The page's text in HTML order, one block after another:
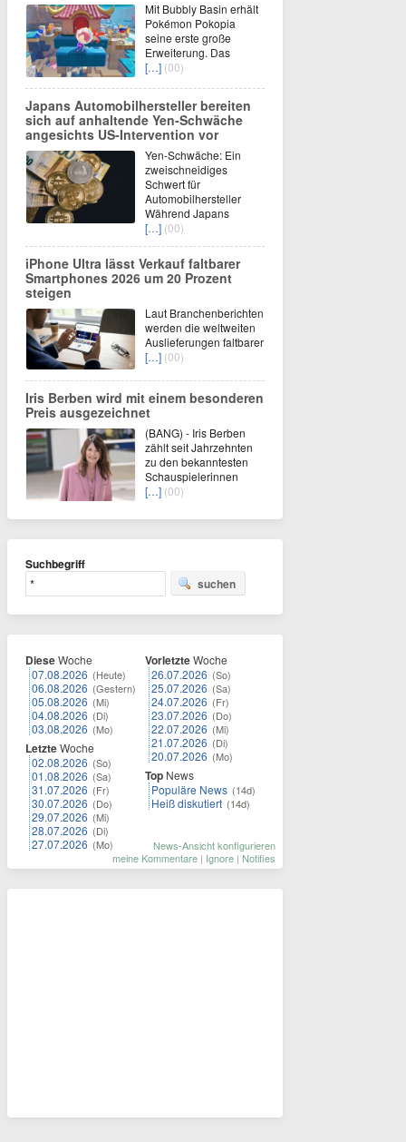
Mit Bubbly Basin erhält
Pokémon Pokopia
seine erste große
Erweiterung. Das
[…] (00)
Japans Automobilhersteller bereiten
sich auf anhaltende Yen-Schwäche
angesichts US-Intervention vor
Yen-Schwäche: Ein
zweischneidiges
Schwert für
Automobilhersteller
Während Japans
[…] (00)
iPhone Ultra lässt Verkauf faltbarer
Smartphones 2026 um 20 Prozent
steigen
Laut Branchenberichten
werden die weltweiten
Auslieferungen faltbarer
[…] (00)
Iris Berben wird mit einem besonderen
Preis ausgezeichnet
(BANG) - Iris Berben
zählt seit Jahrzehnten
zu den bekanntesten
Schauspielerinnen
[…] (00)
Suchbegriff
suchen
DieseWoche
07.08.2026 (Heute)
06.08.2026 (Gestern)
05.08.2026 (Mi)
04.08.2026 (Di)
03.08.2026 (Mo)
LetzteWoche
02.08.2026 (So)
01.08.2026 (Sa)
31.07.2026 (Fr)
30.07.2026 (Do)
29.07.2026 (Mi)
28.07.2026 (Di)
27.07.2026 (Mo)
VorletzteWoche
26.07.2026 (So)
25.07.2026 (Sa)
24.07.2026 (Fr)
23.07.2026 (Do)
22.07.2026 (Mi)
21.07.2026 (Di)
20.07.2026 (Mo)
Top News
Populäre News (14d)
Heiß diskutiert (14d)
News-Ansicht konfigurieren
meine Kommentare | Ignore | Notifies